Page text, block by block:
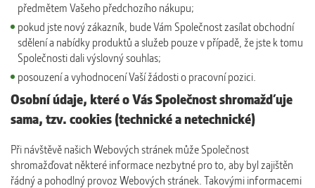
předmětem Vašeho předchozího nákupu;
pokud jste nový zákazník, bude Vám Společnost zasílat obchodní
sdělení a nabídky produktů a služeb pouze v případě, že jste k tomu
Společnosti dali výslovný souhlas;
posouzení a vyhodnocení Vaší žádosti o pracovní pozici.
Osobní údaje, které o Vás Společnost shromažďuje
sama, tzv. cookies (technické a netechnické)
Při návštěvě našich Webových stránek může Společnost
shromažďovat některé informace nezbytné pro to, aby byl zajištěn
řádný a pohodlný provoz Webových stránek. Takovými informacemi